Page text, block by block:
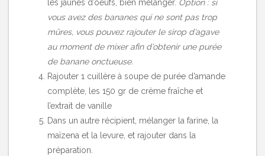
les jaunes d’oeufs, bien mélanger. Option : si
vous avez des bananes qui ne sont pas trop
mûres, vous pouvez rajouter le sirop d’agave
au moment de mixer afin d’obtenir une purée
de banane onctueuse.
Rajouter 1 cuillère à soupe de purée d’amande
complète, les 150 gr de crème fraîche et
l’extrait de vanille
Dans un autre récipient, mélanger la farine, la
maïzena et la levure, et rajouter dans la
préparation.